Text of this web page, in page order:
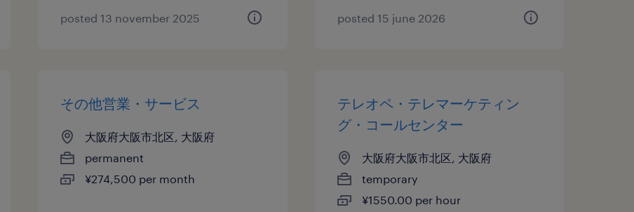
posted 13 november 2025 posted 15 june 2026
その他営業・サービス
大阪府大阪市北区, 大阪府
permanent
¥274,500 per month
テレオペ・テレマーケティン
グ・コールセンター
大阪府大阪市北区, 大阪府
temporary
¥1550.00 per hour